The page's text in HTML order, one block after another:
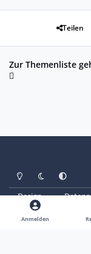
Teilen
Zur Themenliste
Heller ModusDunkler Modus
Design
© Copyright 2025 -
Anmelden